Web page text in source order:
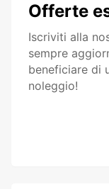
Offerte
Iscriviti alla
sempre
beneficiare di
noleggio!